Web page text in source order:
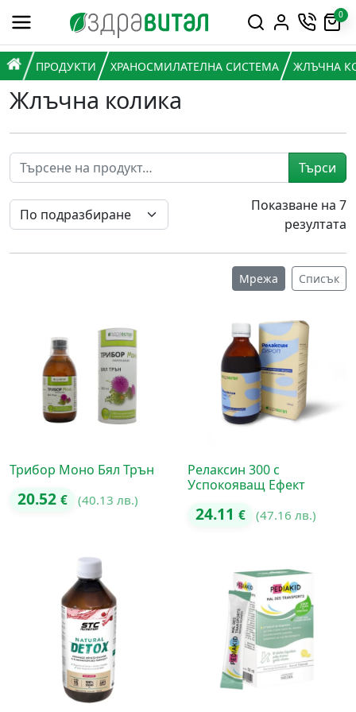
Премини към съдържанието
Горна навигация
0
Главна навигация
НАЧАЛО
ПРОДУКТИ ХРАНОСМИЛАТЕЛНА СИСТЕМА ЖЛЪЧНА
Жлъчна колика
Показване на 7
резултата
Търси
Мрежа Списък
Трибор Моно Бял Трън
20.52 € (40.13 лв.)
Релаксин 300 с
Успокояващ Ефект
24.11 € (47.16 лв.)